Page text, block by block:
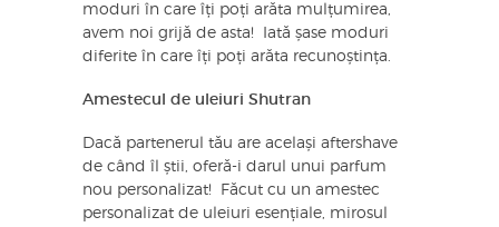
moduri în care îți poți arăta mulțumirea,
avem noi grijă de asta! Iată șase moduri
diferite în care îți poți arăta recunoștința.
Amestecul de uleiuri Shutran
Dacă partenerul tău are același aftershave
de când îl știi, oferă-i darul unui parfum
nou personalizat! Făcut cu un amestec
personalizat de uleiuri esențiale, mirosul